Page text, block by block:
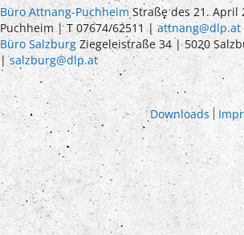
Büro Attnang-Puchheim Straße des 21. April
Puchheim | T 07674/62511 |attnang@dlp.at
Büro Salzburg Ziegeleistraße 34 | 5020
|salzburg@dlp.at
Downloads